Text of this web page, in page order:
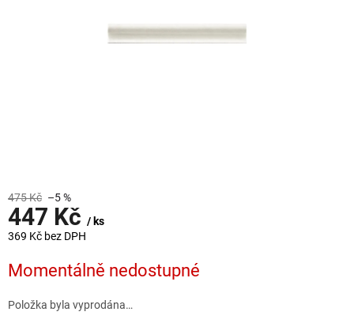
475 Kč –5 %
447 Kč / ks
369 Kč bez DPH
cena:
Momentálně nedostupné
Položka byla vyprodána…